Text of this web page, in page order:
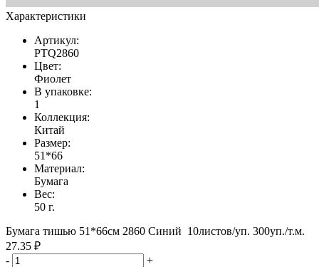
Характеристики
Артикул:
PTQ2860
Цвет:
Фиолет
В упаковке:
1
Коллекция:
Китай
Размер:
51*66
Материал:
Бумага
Вес:
50 г.
Бумага тишью 51*66см 2860 Синий 10листов/уп. 300уп./т.м.
27.35 ₽
-
+